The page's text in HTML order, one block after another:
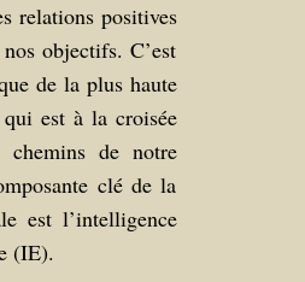
relations positives
objectifs. C’est
de la plus haute
est à la croisée
de notre
clé de la
est l’intelligence
(IE).